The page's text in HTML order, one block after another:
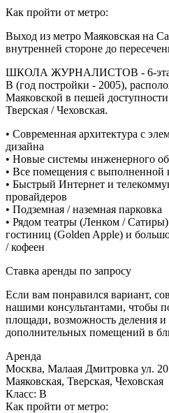
Как пройти от метро:
Выход из метро Маяковская на
внутренней стороне до
ШКОЛА ЖУРНАЛИСТОВ - 6-
В (год постройки - 2005),
Маяковской в пешей
Тверская / Чеховская.
• Современная архитектура с
дизайна
• Новые системы инженерного
• Все помещения с выполненной
• Быстрый Интернет и
провайдеров
• Подземная / наземная парковка
• Рядом театры (Ленком /
гостиниц (Golden Apple) и
/ кофеен
Ставка аренды по запросу
Если вам понравился вариант,
нашими консультантами, чтобы
площади, возможность деления
дополнительных помещений в
Аренда
Москва, Малаая Дмитровка ул. 20
Маяковская, Тверская, Чеховская
Класс: В
Как пройти от метро: